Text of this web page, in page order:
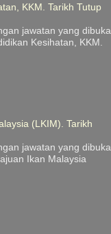
KKM. Tarikh Tutup
jawatan yang dibuka
Kesihatan, KKM.
(LKIM). Tarikh
jawatan yang dibuka
Ikan Malaysia